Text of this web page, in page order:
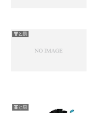
罪と罰
罪と罰